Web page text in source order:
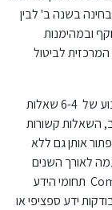
בשנה ב' לבין
ובמהימנות
לביטול
כיום, נותר מחלק הידע הכללי בבחינה היקף צנוע של 6-4 שאלות
השאלות קשורות
אותן גם ללא
לאורך השנים
לכתוב שאלות שהן יחסיתCommon Knowledge תחומי הידע
ידע ספציפי או